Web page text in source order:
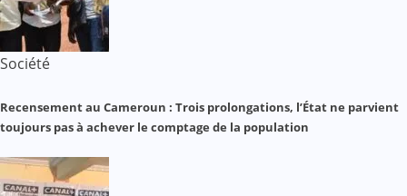
Société
Recensement au Cameroun : Trois prolongations, l’État ne parvient
toujours pas à achever le comptage de la population